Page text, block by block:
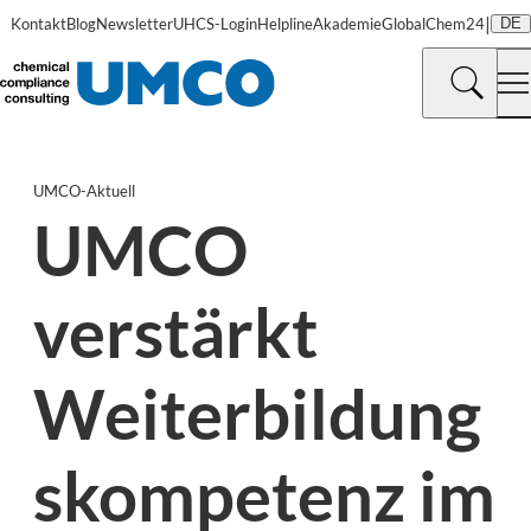
KontaktBlogNewsletterUHCS-LoginHelplineAkademieGlobalChem24| DE
UMCO-Aktuell
UMCO
verstärkt
Weiterbildung
skompetenz im